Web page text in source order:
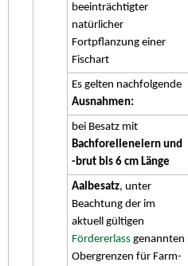
beeinträchtigter
natürlicher
Fortpflanzung einer
Fischart
Es gelten nachfolgende
Ausnahmen:
bei Besatz mit
Bachforelleneiern und
-brut bis 6 cm Länge
Aalbesatz, unter
Beachtung der im
aktuell gültigen
Fördererlassgenannten
Obergrenzen für Farm-